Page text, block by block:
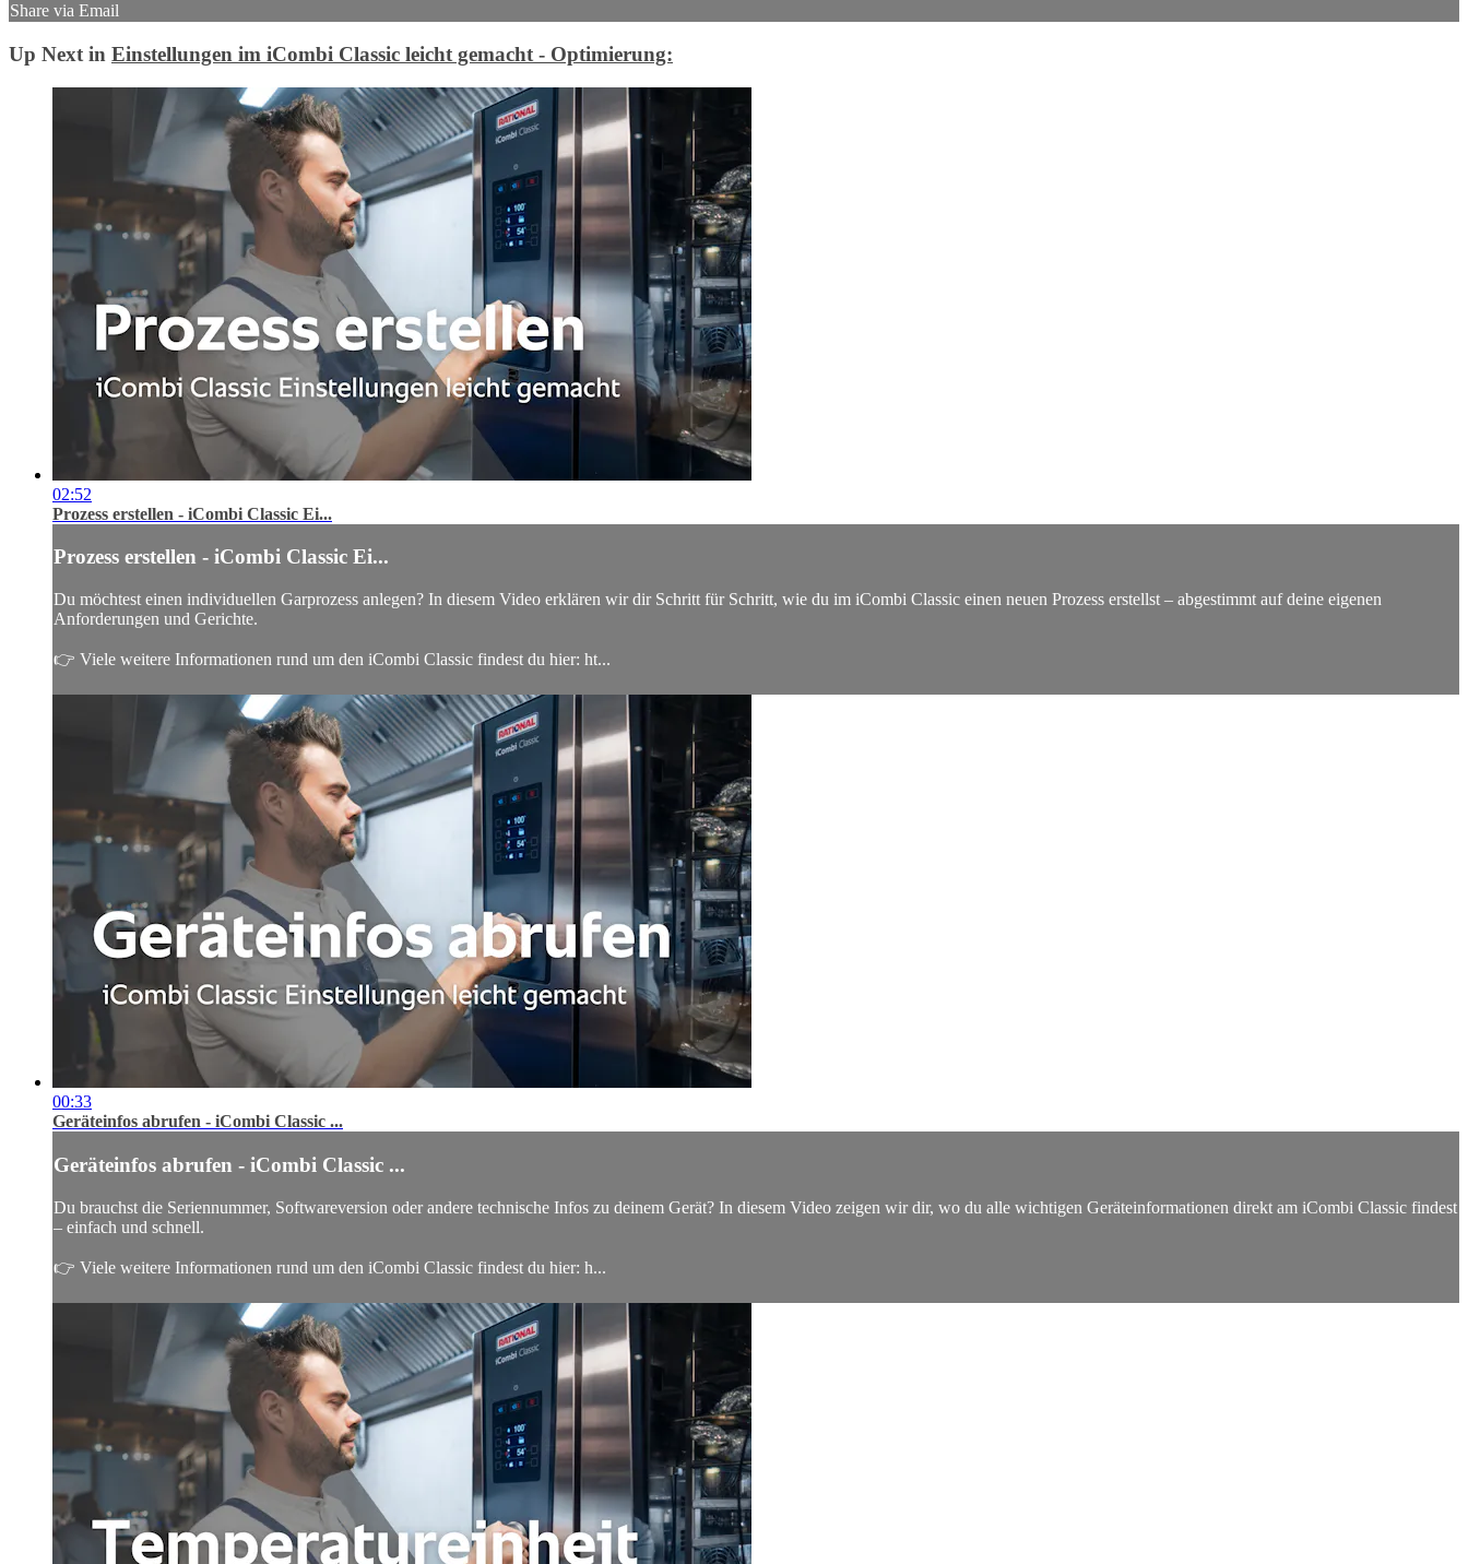
Share via Email
Up Next in Einstellungen im iCombi Classic leicht gemacht - Optimierung:
02:52
Prozess erstellen - iCombi Classic Ei...
Prozess erstellen - iCombi Classic Ei...
Du möchtest einen individuellen Garprozess anlegen? In diesem Video erklären wir dir Schritt für Schritt, wie du im iCombi Classic einen neuen Prozess erstellst – abgestimmt auf deine eigenen
Anforderungen und Gerichte.
👉 Viele weitere Informationen rund um den iCombi Classic findest du hier: ht...
00:33
Geräteinfos abrufen - iCombi Classic ...
Geräteinfos abrufen - iCombi Classic ...
Du brauchst die Seriennummer, Softwareversion oder andere technische Infos zu deinem Gerät? In diesem Video zeigen wir dir, wo du alle wichtigen Geräteinformationen direkt am iCombi Classic findest
– einfach und schnell.
👉 Viele weitere Informationen rund um den iCombi Classic findest du hier: h...